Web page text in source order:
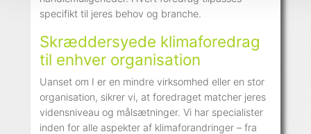
specifikt til jeres behov og branche.
Skræddersyede klimaforedrag
til enhver organisation
Uanset om I er en mindre virksomhed eller en stor
organisation, sikrer vi, at foredraget matcher jeres
vidensniveau og målsætninger. Vi har specialister
inden for alle aspekter af klimaforandringer – fra